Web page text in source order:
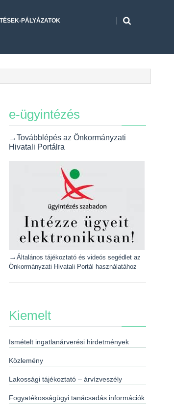
PÁLYÁZATOK
e-ügyintézés
→Továbblépés az Önkormányzati
Hivatali Portálra
→ Általános tájékoztató és videós segédlet az
Önkormányzati Hivatali Portál használatához
Kiemelt
Ismételt ingatlanárverési hirdetmények
Közlemény
Lakossági tájékoztató – árvízveszély
Fogyatékosságügyi tanácsadás információk